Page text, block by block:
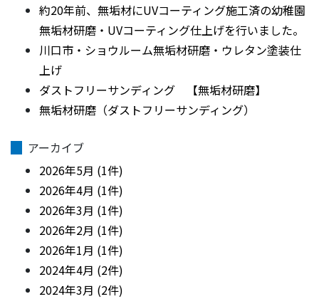
約20年前、無垢材にUVコーティング施工済の幼稚園
無垢材研磨・UVコーティング仕上げを行いました。
川口市・ショウルーム無垢材研磨・ウレタン塗装仕
上げ
ダストフリーサンディング 【無垢材研磨】
無垢材研磨（ダストフリーサンディング）
アーカイブ
2026年5月 (1件)
2026年4月 (1件)
2026年3月 (1件)
2026年2月 (1件)
2026年1月 (1件)
2024年4月 (2件)
2024年3月 (2件)